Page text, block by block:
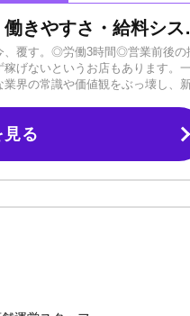
世の中の最低な常
、覆す。◎労働3時間◎営業前後の
げないというお店もあります。
界の常識や価値観をぶっ壊し、
信中！今の時代に大切なメディア
1人に寄り添った形で教育・指導
方、夢を諦めた方、もう一度頑張
ている皆様へ◆ WORST OVERの
いただけているという事は、移
た方はお気軽にお問い合わせくだ
接でお話して、体験入店で実際
待ちしております！
る